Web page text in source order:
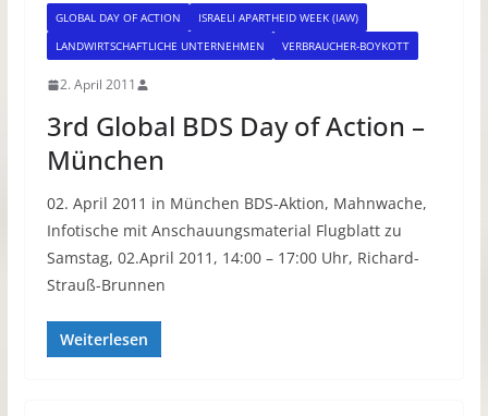
GLOBAL DAY OF ACTION
ISRAELI APARTHEID WEEK (IAW)
LANDWIRTSCHAFTLICHE UNTERNEHMEN
VERBRAUCHER-BOYKOTT
2. April 2011
3rd Global BDS Day of Action –
München
02. April 2011 in München BDS-Aktion, Mahnwache,
Infotische mit Anschauungsmaterial Flugblatt zu
Samstag, 02.April 2011, 14:00 – 17:00 Uhr, Richard-
Strauß-Brunnen
Weiterlesen